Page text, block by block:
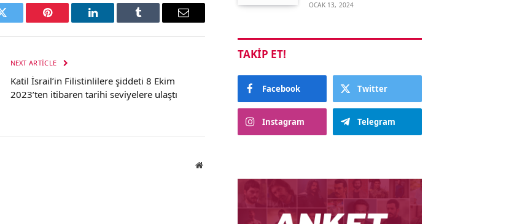
Twitter Pinterest LinkedIn Tumblr Email
NEXT ARTICLE
Katil İsrail’in Filistinlilere şiddeti 8 Ekim
2023’ten itibaren tarihi seviyelere ulaştı
Website
OCAK 13, 2024
TAKIP ET!
Facebook Twitter
Instagram Telegram